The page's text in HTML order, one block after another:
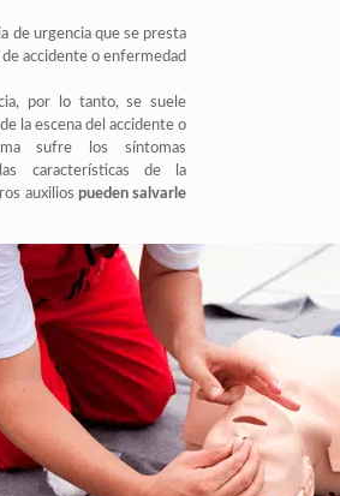
de urgencia que se presta
accidente o enfermedad
por lo tanto, se suele
la escena del accidente o
sufre los síntomas
características de la
auxilios pueden salvarle